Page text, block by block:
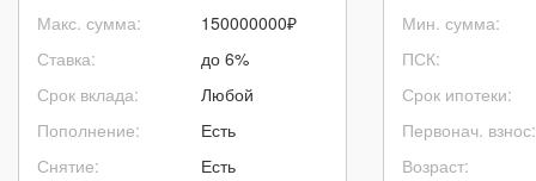
Макс. сумма:
Ставка:
Срок вклада:
Пополнение:
Снятие:
150000000₽
до 6%
Любой
Есть
Есть
Мин. сумма:
ПСК:
Срок ипотеки:
Первонач. взнос:
Возраст: